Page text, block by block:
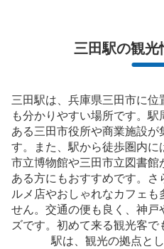
三田駅福祉会館方面
都営地下鉄三田駅駅から徒歩0分
本日の営業時間:05:00〜01:00
三田駅の福祉会館方面改札
始発から終電、時間貸し（
円/12時間、中は100円/40分
100円/30分で最大700円/12
三田駅の観光
三田駅は、兵庫県三田市に
も分かりやすい場所です。
ある三田市役所や商業施設
す。また、駅から徒歩圏内
市立博物館や三田市立図書
ある方にもおすすめです。
ルメ店やおしゃれなカフェも
せん。交通の便も良く、神
ズです。初めて来る観光客
駅は、観光の拠点と